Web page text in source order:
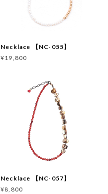
Necklace 【NC-055】
¥19,800
Necklace 【NC-057】
¥8,800